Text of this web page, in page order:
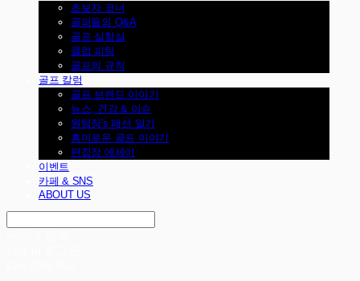
초보자 코너
골퍼들의 Q&A
골프 실험실
클럽 피팅
골프의 규칙
골프 칼럼
골프 브랜드 이야기
뉴스, 건강 & 이슈
원팀장's 패션 일기
흥미로운 골프 이야기
편집장 에세이
이벤트
카페 & SNS
ABOUT US